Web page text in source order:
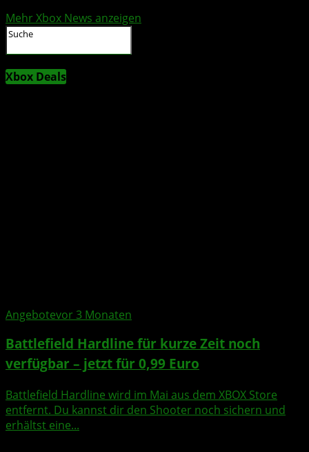
Mehr Xbox News anzeigen
Xbox Deals
Angebotevor 3 Monaten
Battlefield Hardline für kurze Zeit noch
verfügbar – jetzt für 0,99 Euro
Battlefield Hardline wird im Mai aus dem XBOX Store
entfernt. Du kannst dir den Shooter noch sichern und
erhältst eine...